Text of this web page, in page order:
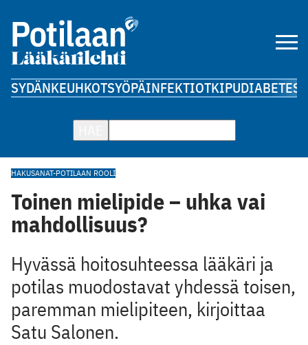
SYDÄNKEUHKOTSYÖPÄINFEKTIOTKIPUDIABETES
HAKUSANAT-POTILAAN ROOLI
Toinen mielipide – uhka vai
mahdollisuus?
Hyvässä hoitosuhteessa lääkäri ja
potilas muodostavat yhdessä toisen,
paremman mielipiteen, kirjoittaa
Satu Salonen.